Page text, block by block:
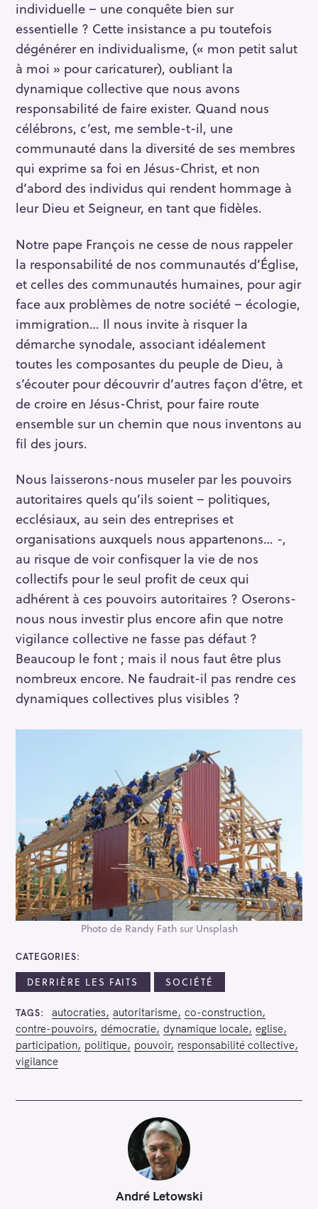
individuelle – une conquête bien sur
essentielle ? Cette insistance a pu toutefois
dégénérer en individualisme, (« mon petit salut
à moi » pour caricaturer), oubliant la
dynamique collective que nous avons
responsabilité de faire exister. Quand nous
célébrons, c’est, me semble-t-il, une
communauté dans la diversité de ses membres
qui exprime sa foi en Jésus-Christ, et non
d’abord des individus qui rendent hommage à
leur Dieu et Seigneur, en tant que fidèles.
Notre pape François ne cesse de nous rappeler
la responsabilité de nos communautés d’Église,
et celles des communautés humaines, pour agir
face aux problèmes de notre société – écologie,
immigration… Il nous invite à risquer la
démarche synodale, associant idéalement
toutes les composantes du peuple de Dieu, à
s’écouter pour découvrir d’autres façon d’être, et
de croire en Jésus-Christ, pour faire route
ensemble sur un chemin que nous inventons au
fil des jours.
Nous laisserons-nous museler par les pouvoirs
autoritaires quels qu’ils soient – politiques,
ecclésiaux, au sein des entreprises et
organisations auxquels nous appartenons… -,
au risque de voir confisquer la vie de nos
collectifs pour le seul profit de ceux qui
adhérent à ces pouvoirs autoritaires ? Oserons-
nous nous investir plus encore afin que notre
vigilance collective ne fasse pas défaut ?
Beaucoup le font ; mais il nous faut être plus
nombreux encore. Ne faudrait-il pas rendre ces
dynamiques collectives plus visibles ?
Photo de Randy Fath sur Unsplash
CATEGORIES
DERRIÈRE LES FAITS SOCIÉTÉ
TAGS autocraties autoritarisme co-construction
contre-pouvoirs démocratie dynamique locale eglise
participation politique pouvoir responsabilité collective
vigilance
André Letowski